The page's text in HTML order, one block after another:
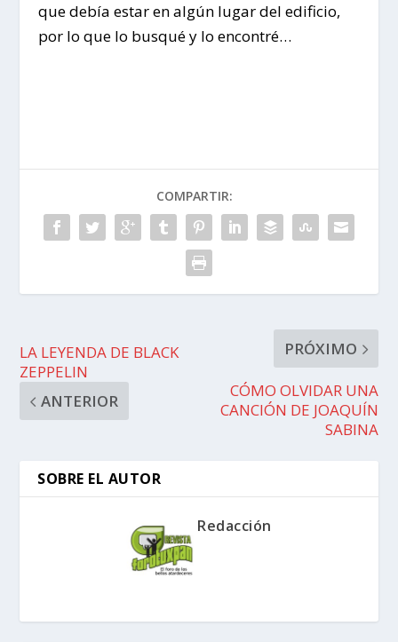
que debía estar en algún lugar del edificio,
por lo que lo busqué y lo encontré…
COMPARTIR:
LA LEYENDA DE BLACK
ZEPPELIN
ANTERIOR
PRÓXIMO
CÓMO OLVIDAR UNA
CANCIÓN DE JOAQUÍN
SABINA
SOBRE EL AUTOR
Redacción